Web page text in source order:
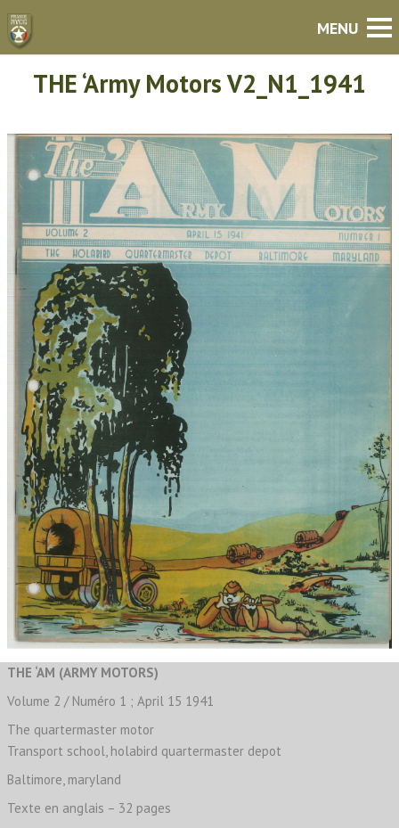
THE ‘Army Motors V2_N1_1941
THE ‘AM (ARMY MOTORS)
Volume 2 / Numéro 1 ; April 15 1941
The quartermaster motor
Transport school, holabird quartermaster depot
Baltimore, maryland
Texte en anglais – 32 pages